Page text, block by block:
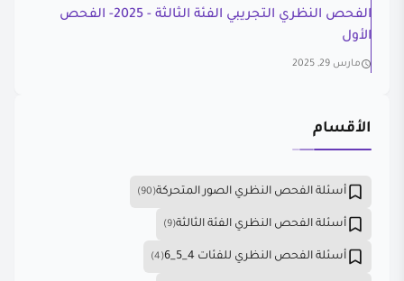
الفحص النظري التجريبي الفئة الثالثة - 2025- الفحص
الأول
مارس 29, 2025
الأقسام
أسئلة الفحص النظري الصور المتحركة(90)
أسئلة الفحص النظري الفئة الثالثة(9)
أسئلة الفحص النظري للفئات 4_5_6 (4)